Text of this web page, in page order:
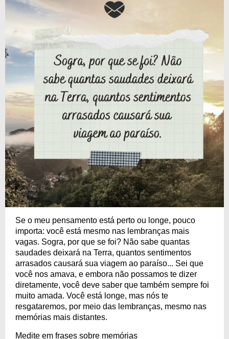
Se o meu pensamento está perto ou longe, pouco
importa: você está mesmo nas lembranças mais
vagas. Sogra, por que se foi? Não sabe quantas
saudades deixará na Terra, quantos sentimentos
arrasados causará sua viagem ao paraíso... Sei que
você nos amava, e embora não possamos te dizer
diretamente, você deve saber que também sempre foi
muito amada. Você está longe, mas nós te
resgataremos, por meio das lembranças, mesmo nas
memórias mais distantes.
Medite em frases sobre memórias